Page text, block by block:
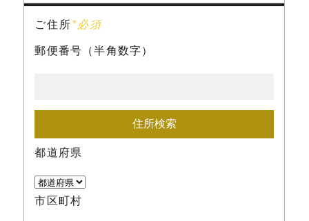
ご住所*必須
郵便番号（半角数字）
都道府県
市区町村